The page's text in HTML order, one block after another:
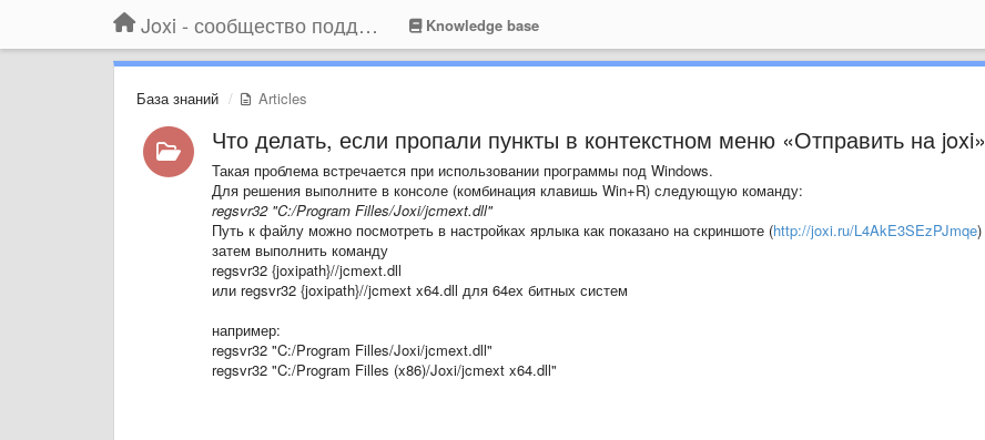
Joxi - сообщество поддержки Knowledge base
База знаний Articles
Что делать, если пропали пункты в контекстном меню «Отправить на joxi»
Такая проблема встречается при использовании программы под Windows.
Для решения выполните в консоле (комбинация клавишь Win+R) следующую команду:
regsvr32 "C:/Program Filles/Joxi/jcmext.dll"
Путь к файлу можно посмотреть в настройках ярлыка как показано на скриншоте (http://joxi.ru/L4AkE3SEzPJmqe)
затем выполнить команду
regsvr32 {joxipath}//jcmext.dll
или regsvr32 {joxipath}//jcmext x64.dll для 64ех битных систем
например:
regsvr32 "C:/Program Filles/Joxi/jcmext.dll"
regsvr32 "C:/Program Filles (x86)/Joxi/jcmext x64.dll"